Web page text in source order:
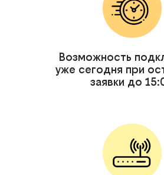
Возможность
уже сегодня при
заявки до